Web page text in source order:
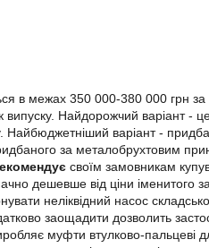
в межах 350 000-380 000 грн
випуску. Найдорожчий варіант -
варіант -
за металобрухтовим
своїм замовникам
дешевше від ціни
неліквідний насос
заощадити дозволить
муфти втулково-пальцеві